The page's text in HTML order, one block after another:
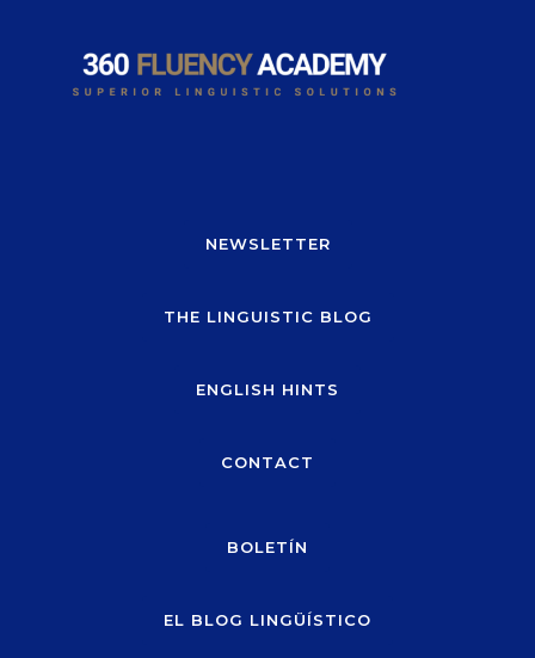
NEWSLETTER
THE LINGUISTIC BLOG
ENGLISH HINTS
CONTACT
BOLETÍN
EL BLOG LINGÜÍSTICO